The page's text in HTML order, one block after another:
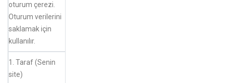
oturum çerezi.
Oturum verilerini
saklamak için
kullanılır.
1. Taraf (Senin
site)